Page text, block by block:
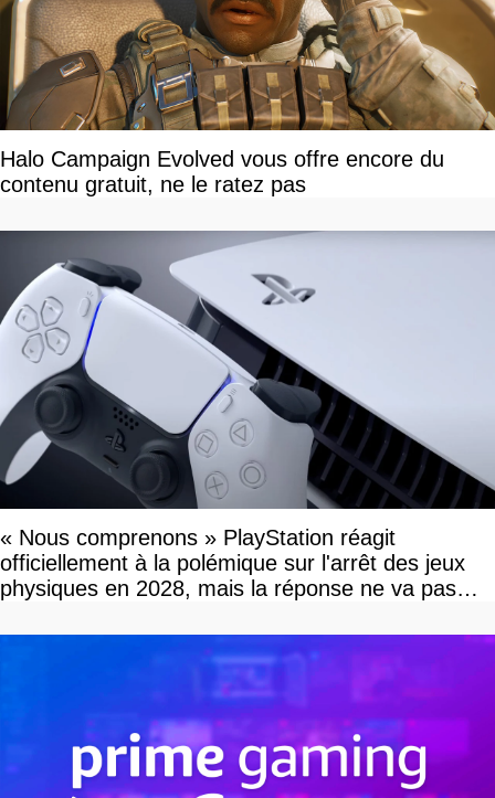
Halo Campaign Evolved vous offre encore du
contenu gratuit, ne le ratez pas
« Nous comprenons » PlayStation réagit
officiellement à la polémique sur l'arrêt des jeux
physiques en 2028, mais la réponse ne va pas